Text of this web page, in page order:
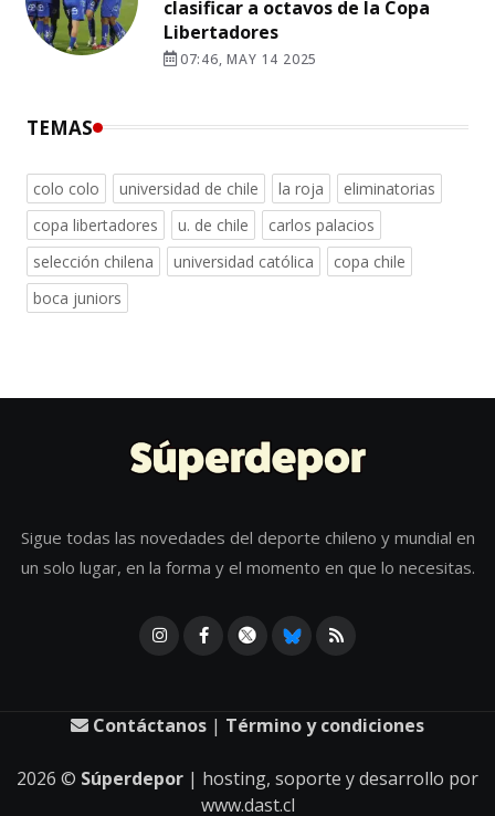
clasificar a octavos de la Copa
Libertadores
07:46, MAY 14 2025
TEMAS
colo colo universidad de chile la roja
eliminatorias
copa libertadores
u. de chile
carlos palacios
selección chilena
universidad católica
copa chile
boca juniors
Sigue todas las novedades del deporte chileno y mundial en
un solo lugar, en la forma y el momento en que lo necesitas.
Contáctanos | Término y condiciones
2026 © Súperdepor | hosting, soporte y desarrollo por
www.dast.cl